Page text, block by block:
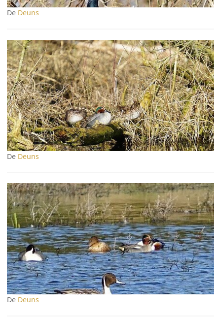
De Deuns
De Deuns
De Deuns